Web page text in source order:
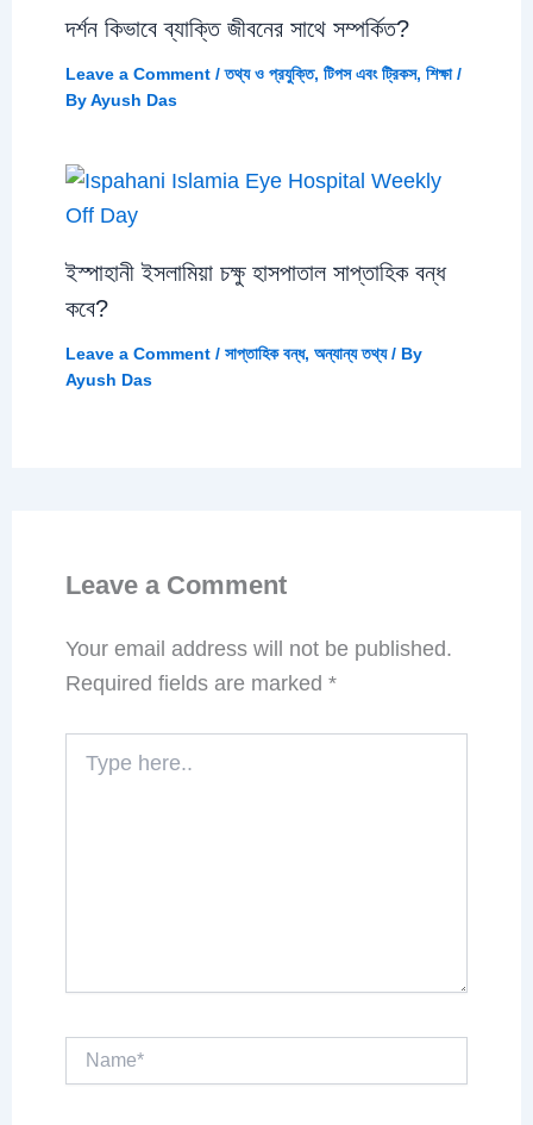
দর্শন কিভাবে ব্যাক্তি জীবনের সাথে সম্পর্কিত?
Leave a Comment /তথ্য ও প্রযুক্তি, টিপস এবং ট্রিকস, শিক্ষা/
ByAyush Das
ইস্পাহানী ইসলামিয়া চক্ষু হাসপাতাল সাপ্তাহিক বন্ধ
কবে?
Leave a Comment / সাপ্তাহিক বন্ধ, অন্যান্য তথ্য/ By
Ayush Das
Leave a Comment
Your email address will not be published.
Required fields are marked *
here..